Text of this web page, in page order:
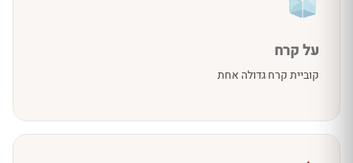
על קרח
קוביית קרח גדולה אחת